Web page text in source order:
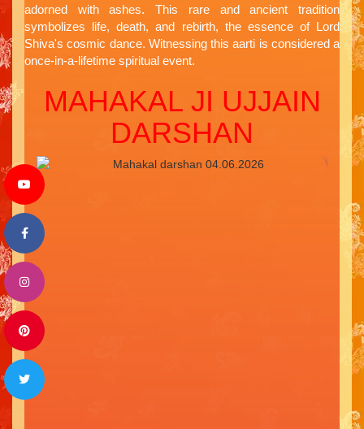
adorned with ashes. This rare and ancient tradition
symbolizes life, death, and rebirth, the essence of Lord
Shiva's cosmic dance. Witnessing this aarti is considered a
once-in-a-lifetime spiritual event.
MAHAKAL JI UJJAIN
DARSHAN